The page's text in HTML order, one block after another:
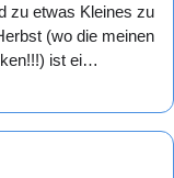
zu etwas Kleines zu
(wo die meinen
ist ei…